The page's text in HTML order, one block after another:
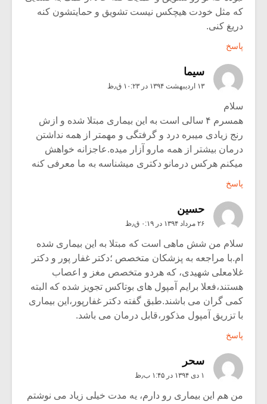
که مثل خودت هیچکس نیست تشویق و حمایتشون کنه
دریغ کنی.
پاسخ
سیما
۱۳ اردیبهشت ۱۳۹۴ در ۱۰:۲۳ ق٫ظ
سلام
همسرم ۴ سالی است به این بیماری مبتلا شده و ازش
رنج زیادی میبره درد و گرفتگی و مهمتر از همه نداشتن
درمان بیشتر از همه مارو آزار میده.عاجزانه خواهش
میکنم هرکس درمانو دکتری میشناسه به ما معرفی کنه
پاسخ
حسین
۲۶ مرداد ۱۳۹۴ در ۰:۱۹ ق٫ظ
سلام من شش ماهی است که مبتلا به این بیماری شده
ام.با مراجعه به پزشکان متخصص ؛دکتر غفار پور و دکتر
غلامعلی شهیدی، که هردو متخصص مغز و اعصاب
هستند،فعلا برایم آمپول های بوتاکس تجویز شده که البته
کمی گران می باشند.طبق گفته دکتر غفارپور،این بیماری
با تزریق آمپول مذکور،قابل درمان می باشد.
پاسخ
سحر
۱ دی ۱۳۹۴ در ۱:۴۵ ب٫ظ
من هم این بیماری رو دارم، یه مدت خیلی زیاد می نوشتم